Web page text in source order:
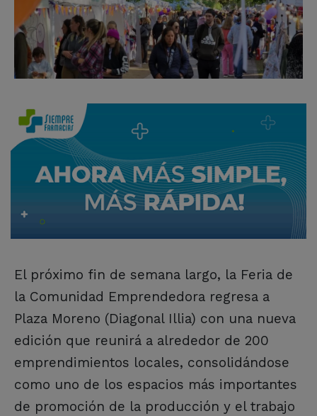
El próximo fin de semana largo, la Feria de
la Comunidad Emprendedora regresa a
Plaza Moreno (Diagonal Illia) con una nueva
edición que reunirá a alrededor de 200
emprendimientos locales, consolidándose
como uno de los espacios más importantes
de promoción de la producción y el trabajo